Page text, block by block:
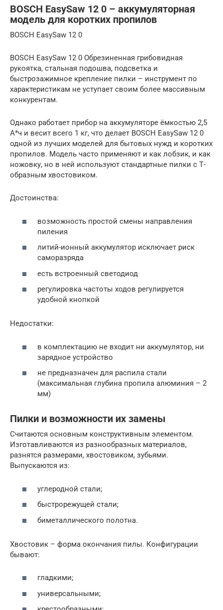
BOSCH EasySaw 12 0 – аккумуляторная
модель для коротких пропилов
BOSCH EasySaw 12 0
BOSCH EasySaw 12 0 Обрезиненная грибовидная
рукоятка, стальная подошва, подсветка и
быстрозажимное крепление пилки – инструмент по
характеристикам не уступает своим более массивным
конкурентам.
Однако работает прибор на аккумуляторе ёмкостью 2,5
А*ч и весит всего 1 кг, что делает BOSCH EasySaw 12 0
одной из лучших моделей для бытовых нужд и коротких
пропилов. Модель часто применяют и как лобзик, и как
ножовку, но в ней используют стандартные пилки с Т-
образным хвостовиком.
Достоинства:
возможность простой смены направления
пиления
литий-ионный аккумулятор исключает риск
саморазряда
есть встроенный светодиод
регулировка частоты ходов регулируется
удобной кнопкой
Недостатки:
в комплектацию не входит ни аккумулятор, ни
зарядное устройство
не предназначен для распила стали
(максимальная глубина пропила алюминия – 2
мм)
Пилки и возможности их замены
Считаются основным конструктивным элементом.
Изготавливаются из разнообразных материалов,
разнятся размерами, хвостовиком, зубьями.
Выпускаются из:
углеродной стали;
быстрорежущей стали;
биметаллического полотна.
Хвостовик – форма окончания пилы. Конфигурации
бывают:
гладкими;
универсальными;